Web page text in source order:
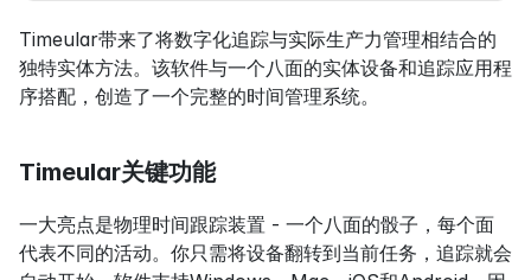
Timeular带来了将数字化追踪与实际生产力管理相结合的
独特实体方法。该软件与一个八面的实体设备和追踪应用程
序搭配，创造了一个完整的时间管理系统。
Timeular关键功能
一大亮点是物理时间跟踪装置 - 一个八面的骰子，每个面
代表不同的活动。你只需将设备翻转到当前任务，追踪就会